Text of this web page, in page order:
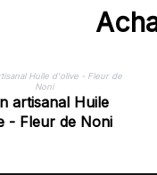
artisanal Huile
- Fleur de Noni